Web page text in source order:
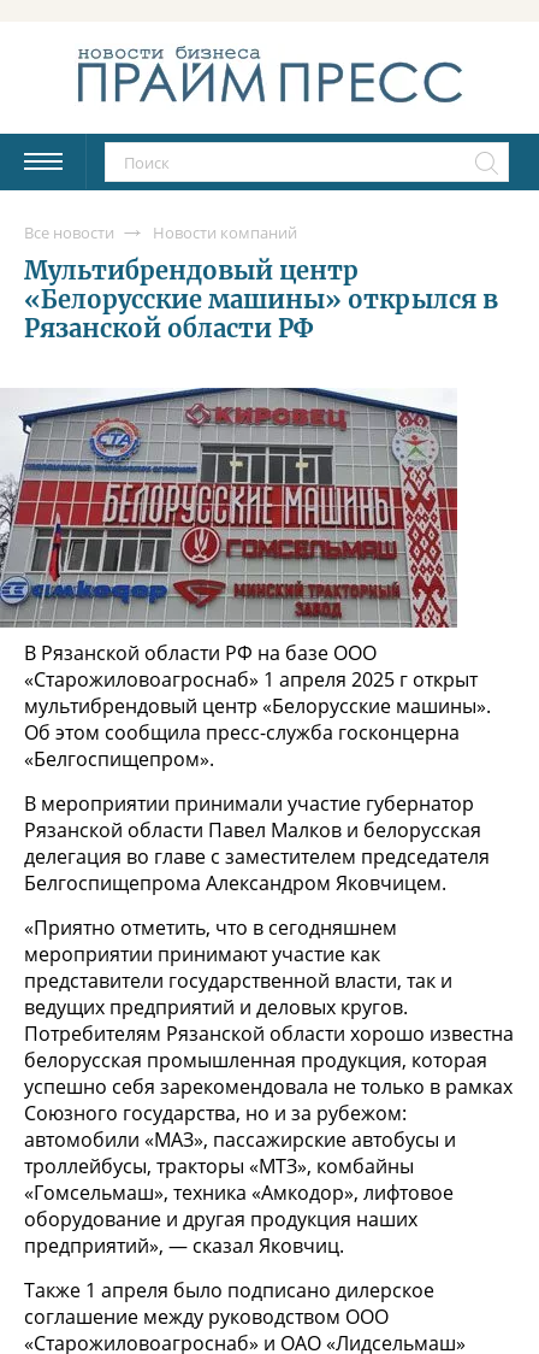
Все новости Новости компаний
Мультибрендовый центр
«Белорусские машины» открылся в
Рязанской области РФ
В Рязанской области РФ на базе ООО
«Старожиловоагроснаб» 1 апреля 2025 г открыт
мультибрендовый центр «Белорусские машины».
Об этом сообщила пресс-служба госконцерна
«Белгоспищепром».
В мероприятии принимали участие губернатор
Рязанской области Павел Малков и белорусская
делегация во главе с заместителем председателя
Белгоспищепрома Александром Яковчицем.
«Приятно отметить, что в сегодняшнем
мероприятии принимают участие как
представители государственной власти, так и
ведущих предприятий и деловых кругов.
Потребителям Рязанской области хорошо известна
белорусская промышленная продукция, которая
успешно себя зарекомендовала не только в рамках
Союзного государства, но и за рубежом:
автомобили «МАЗ», пассажирские автобусы и
троллейбусы, тракторы «МТЗ», комбайны
«Гомсельмаш», техника «Амкодор», лифтовое
оборудование и другая продукция наших
предприятий», — сказал Яковчиц.
Также 1 апреля было подписано дилерское
соглашение между руководством ООО
«Старожиловоагроснаб» и ОАО «Лидсельмаш»